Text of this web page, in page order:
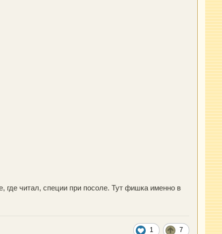
где читал, специи при посоле. Тут фишка именно в
1 7